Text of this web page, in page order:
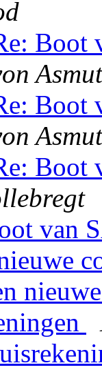
Boot
Boot
Boot
van